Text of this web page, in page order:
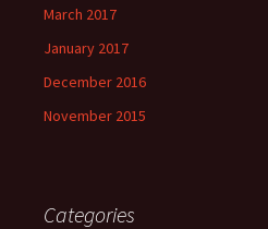
March 2017
January 2017
December 2016
November 2015
Categories